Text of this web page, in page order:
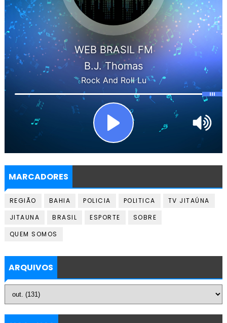
MARCADORES
REGIÃO BAHIA POLICIA POLITICA
TV JITAÚNA
JITAUNA
BRASIL ESPORTE
SOBRE
QUEM SOMOS
ARQUIVOS